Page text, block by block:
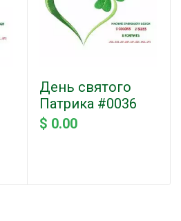
День святого
Патрика #0036
$ 0.00